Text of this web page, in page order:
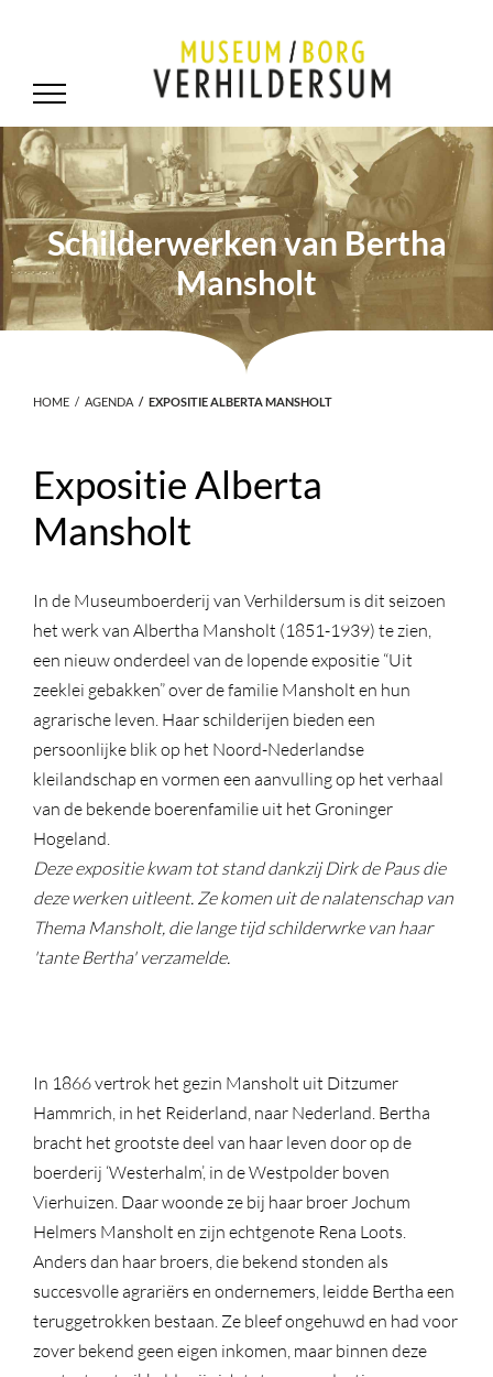
Schilderwerken van Bertha
Mansholt
HOME AGENDA EXPOSITIE ALBERTA MANSHOLT
Expositie Alberta
Mansholt
In de Museumboerderij van Verhildersum is dit seizoen
het werk van Albertha Mansholt (1851-1939) te zien,
een nieuw onderdeel van de lopende expositie “Uit
zeeklei gebakken” over de familie Mansholt en hun
agrarische leven. Haar schilderijen bieden een
persoonlijke blik op het Noord-Nederlandse
kleilandschap en vormen een aanvulling op het verhaal
van de bekende boerenfamilie uit het Groninger
Hogeland.
Deze expositie kwam tot stand dankzij Dirk de Paus die
deze werken uitleent. Ze komen uit de nalatenschap van
Thema Mansholt, die lange tijd schilderwrke van haar
'tante Bertha' verzamelde.
In 1866 vertrok het gezin Mansholt uit Ditzumer
Hammrich, in het Reiderland, naar Nederland. Bertha
bracht het grootste deel van haar leven door op de
boerderij ‘Westerhalm’, in de Westpolder boven
Vierhuizen. Daar woonde ze bij haar broer Jochum
Helmers Mansholt en zijn echtgenote Rena Loots.
Anders dan haar broers, die bekend stonden als
succesvolle agrariërs en ondernemers, leidde Bertha een
teruggetrokken bestaan. Ze bleef ongehuwd en had voor
zover bekend geen eigen inkomen, maar binnen deze